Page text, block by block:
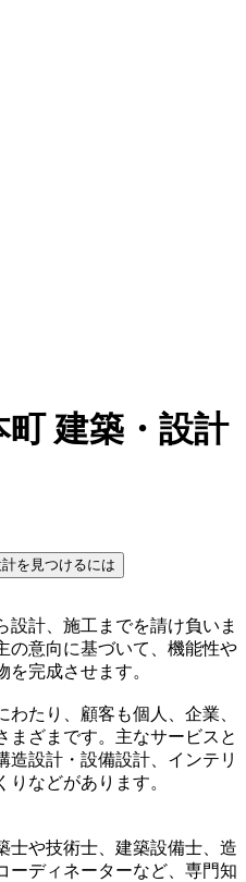
建築・設計
を見つけるには
設計、施工までを請け負いま
の意向に基づいて、機能性や
完成させます。
たり、顧客も個人、企業、
まざまです。主なサービスと
造設計・設備設計、インテリ
などがあります。
士や技術士、建築設備士、造
ーディネーターなど、専門知